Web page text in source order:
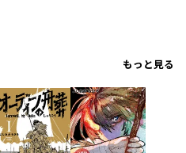
もっと見る